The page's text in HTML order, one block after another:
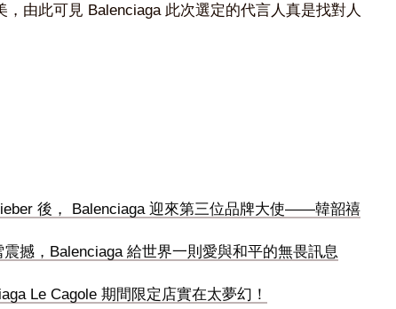
，由此可見 Balenciaga 此次選定的代言人真是找對人
後， Balenciaga 迎來第三位品牌大使——韓韶禧
撼，Balenciaga 給世界一則愛與和平的無畏訊息
Le Cagole 期間限定店實在太夢幻！